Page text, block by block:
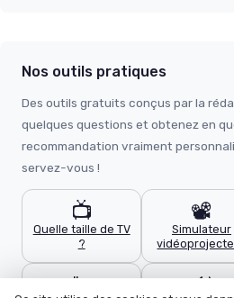
Nos outils pratiques
Des outils gratuits conçus par la
quelques questions et obtenez en
recommandation vraiment
servez-vous !
📺
Quelle taille de TV
?
📽️
Simulateur
🔌 🔊